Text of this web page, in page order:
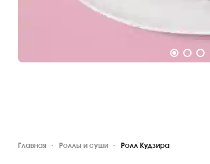
Главная Роллы и суши Ролл Кудзира